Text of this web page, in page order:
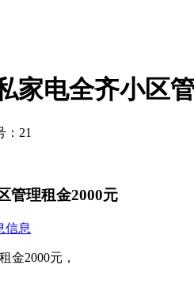
家电全齐小区
：21
管理租金2000元
信息
金2000元，